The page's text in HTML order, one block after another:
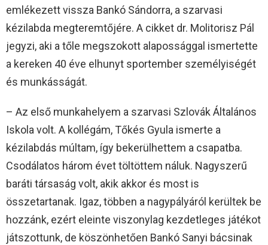
emlékezett vissza Bankó Sándorra, a szarvasi
kézilabda megteremtőjére. A cikket dr. Molitorisz Pál
jegyzi, aki a tőle megszokott alapossággal ismertette
a kereken 40 éve elhunyt sportember személyiségét
és munkásságát.
– Az első munkahelyem a szarvasi Szlovák Általános
Iskola volt. A kollégám, Tőkés Gyula ismerte a
kézilabdás múltam, így bekerülhettem a csapatba.
Csodálatos három évet töltöttem náluk. Nagyszerű
baráti társaság volt, akik akkor és most is
összetartanak. Igaz, többen a nagypályáról kerültek be
hozzánk, ezért eleinte viszonylag kezdetleges játékot
játszottunk, de köszönhetően Bankó Sanyi bácsinak